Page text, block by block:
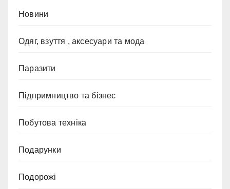
Новини
Одяг, взуття , аксесуари та мода
Паразити
Підпримництво та бізнес
Побутова техніка
Подарунки
Подорожі